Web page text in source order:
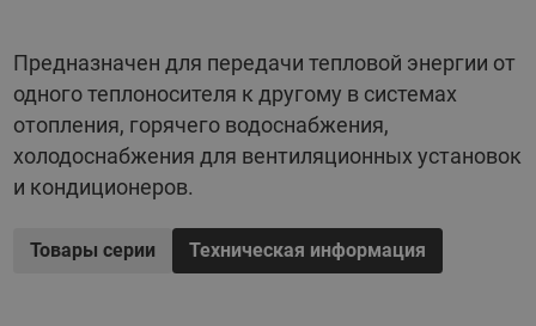
Предназначен для передачи тепловой энергии от
одного теплоносителя к другому в системах
отопления, горячего водоснабжения,
холодоснабжения для вентиляционных установок
и кондиционеров.
Товары серии Техническая информация